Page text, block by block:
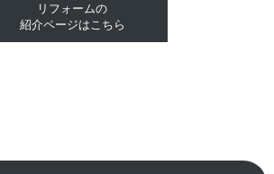
リフォームの
紹介ページはこちら